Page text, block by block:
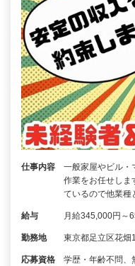
仕事内容
一般家屋やビル・
作業をお任せしま
ているので他業
給与 月給345,000円～
勤務地 東京都足立区花畑
応募資格 学歴・年齢不問、